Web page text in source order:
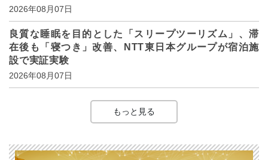
2026年08月07日
良質な睡眠を目的とした「スリープツーリズム」、滞
在後も「寝つき」改善、NTT東日本グループが宿泊施
設で実証実験
2026年08月07日
もっと見る